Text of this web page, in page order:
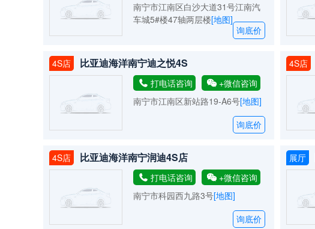
南宁市江南区白沙大道31号江南汽
车城5#楼47轴两层楼[地图]
询底价
4S店 比亚迪海洋南宁迪之悦4S
打电话咨询
+微信咨询
南宁市江南区新站路19-A6号[地图]
询底价
4S店
4S店 比亚迪海洋南宁润迪4S店
打电话咨询
+微信咨询
南宁市科园西九路3号[地图]
询底价
展厅